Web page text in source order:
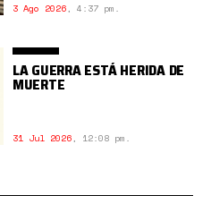
3 Ago 2026, 4:37 pm.
LA GUERRA ESTÁ HERIDA DE
MUERTE
31 Jul 2026, 12:08 pm.